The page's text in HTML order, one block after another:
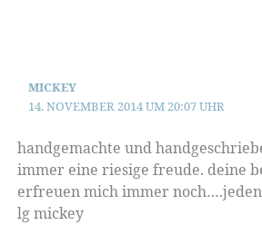
MICKEY
14. NOVEMBER 2014 UM 20:07 UHR
handgemachte und
immer eine riesige freude. deine
erfreuen mich immer
lg mickey